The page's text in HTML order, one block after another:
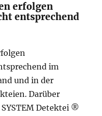
erfolgen
entsprechend
im
und in der
Darüber
Detektei ®